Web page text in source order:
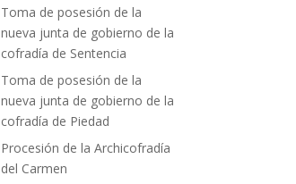
Toma de posesión de la
nueva junta de gobierno de la
cofradía de Sentencia
Toma de posesión de la
nueva junta de gobierno de la
cofradía de Piedad
Procesión de la Archicofradía
del Carmen